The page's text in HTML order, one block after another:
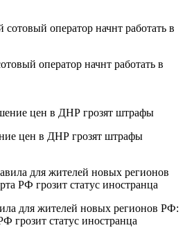
оператор начнт работать в
цен в ДНР грозят штрафы
для жителей новых регионов РФ:
грозит статус иностранца